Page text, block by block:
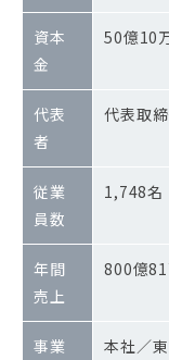
資本
金
50億10
代表
者
代表取
従業
員数
1,748名
年間
売上
800億
事業
本社／